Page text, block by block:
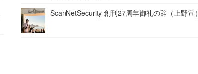
ScanNetSecurity 創刊27周年御礼の辞（上野宣）